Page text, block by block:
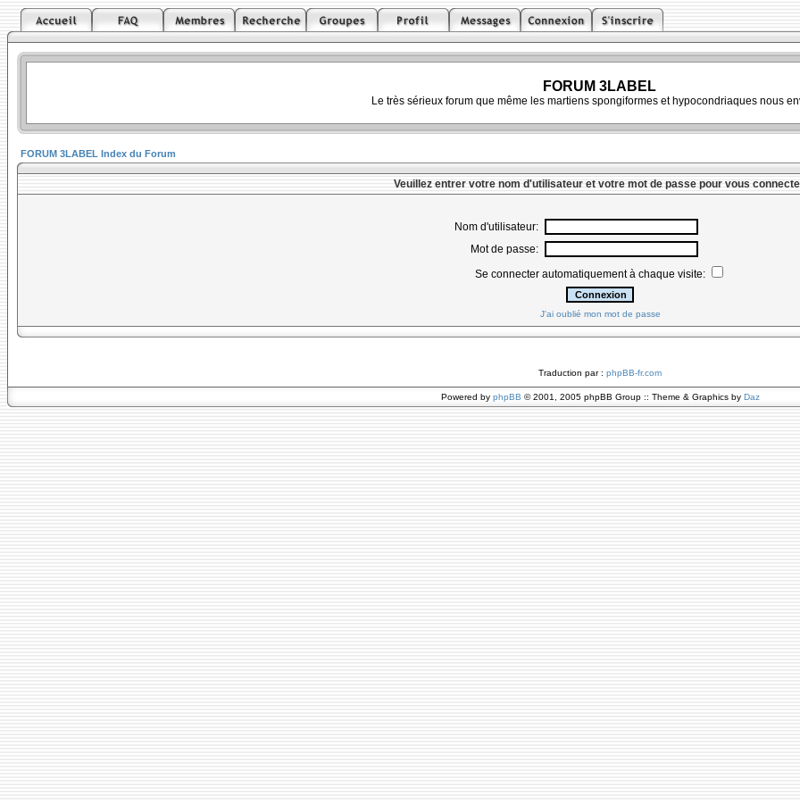
FORUM 3LABEL
Le très sérieux forum que même les martiens spongiformes et hypocondriaques nous
FORUM 3LABEL Index du Forum
Veuillez entrer votre nom d'utilisateur et votre mot de passe pour vous
Nom d'utilisateur:
Mot de passe:
Se connecter automatiquement à chaque visite:
J'ai oublié mon mot de passe
Traduction par : phpBB-fr.com
Powered by phpBB © 2001, 2005 phpBB Group :: Theme & Graphics by Daz